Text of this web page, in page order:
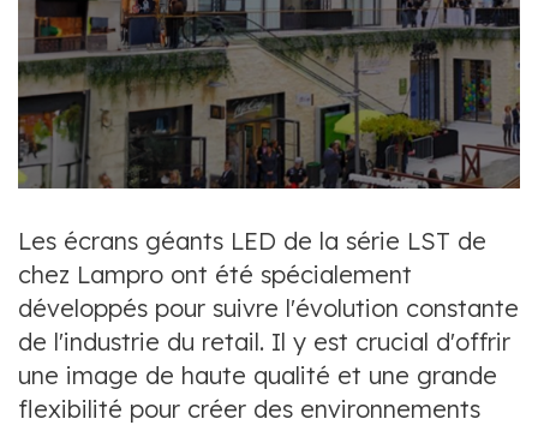
Les écrans géants LED de la série LST de
chez Lampro ont été spécialement
développés pour suivre l'évolution constante
de l'industrie du retail. Il y est crucial d'offrir
une image de haute qualité et une grande
flexibilité pour créer des environnements